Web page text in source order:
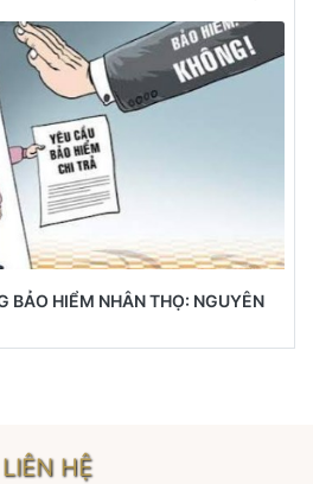
BẢO HIỂM NHÂN THỌ: NGUYÊN
LIÊN HỆ